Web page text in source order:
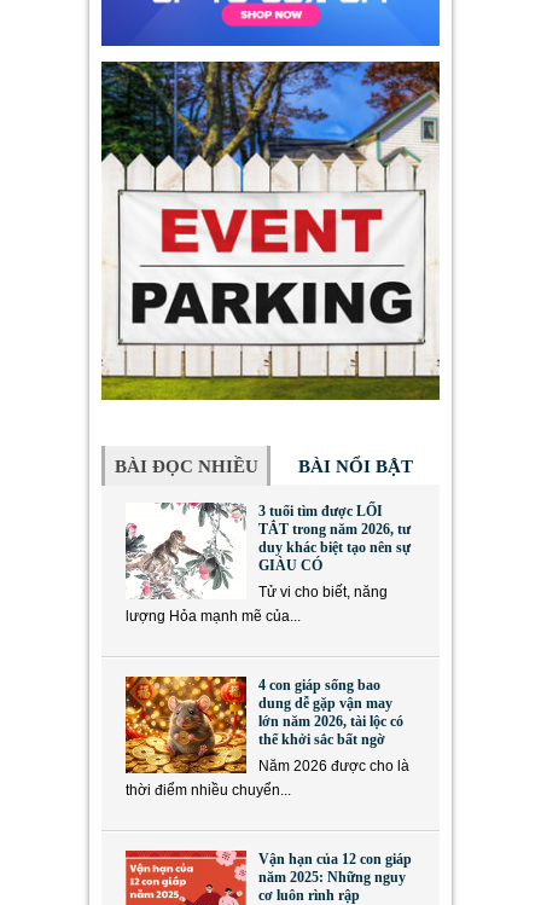
BÀI ĐỌC NHIỀU BÀI NỔI BẬT
3 tuổi tìm được LỐI
TẮT trong năm 2026, tư
duy khác biệt tạo nên sự
GIÀU CÓ
Tử vi cho biết, năng
lượng Hỏa mạnh mẽ của...
4 con giáp sống bao
dung dễ gặp vận may
lớn năm 2026, tài lộc có
thể khởi sắc bất ngờ
Năm 2026 được cho là
thời điểm nhiều chuyển...
Vận hạn của 12 con giáp
năm 2025: Những nguy
cơ luôn rình rập